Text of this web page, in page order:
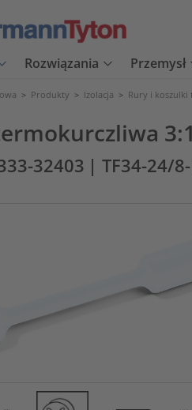
Rozwiązania Przemysł
> Produkty > Izolacja > Rury i
32403 | TF34-24/